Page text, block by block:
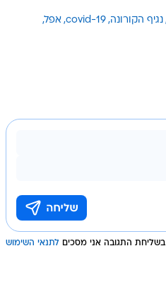
נגיף הקורונה covid-19 אפל
בשליחת התגובה אני מסכים לתנאי השימוש